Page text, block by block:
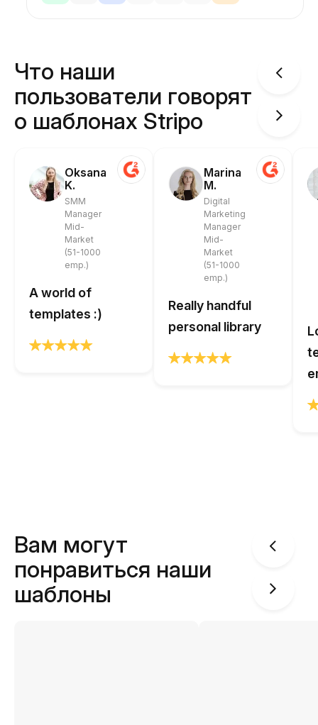
Что наши
пользователи говорят
о шаблонах Stripo
Oksana
K.
SMM
Manager
Mid-
Market
(51-1000
emp.)
A world of
templates :)
Marina
M.
Digital
Marketing
Manager
Mid-
Market
(51-1000
emp.)
Really handful
personal library
Вам могут
понравиться наши
шаблоны